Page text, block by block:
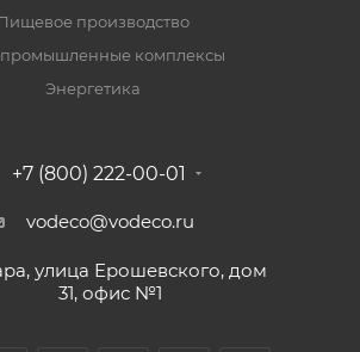
производство
комплексы
Энергетика
+7 (800) 222-00-01
vodeco@vodeco.ru
улица Ерошевского, дом
31, офис №1